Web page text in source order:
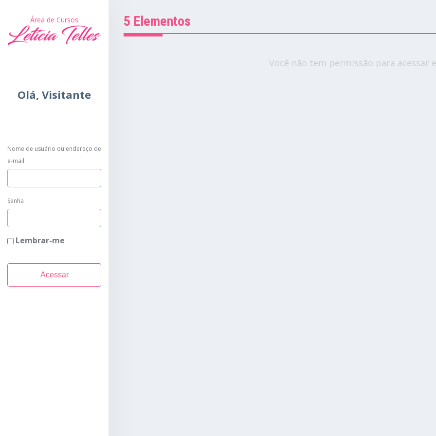
Área de Cursos
Olá, Visitante
Nome de usuário ou endereço de
e-mail
Senha
Lembrar-me
5 Elementos
Você não tem permissão para acessar